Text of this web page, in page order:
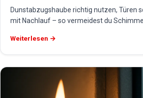
Dunstabzugshaube richtig nutzen, Türen
mit Nachlauf – so vermeidest du
Weiterlesen →